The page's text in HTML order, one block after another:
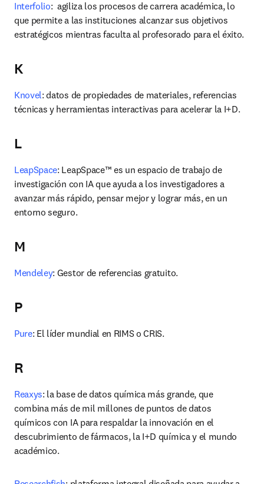
Interfolio:  agiliza los procesos de carrera académica, lo
que permite a las instituciones alcanzar sus objetivos
estratégicos mientras faculta al profesorado para el éxito.
K
Knovel: datos de propiedades de materiales, referencias
técnicas y herramientas interactivas para acelerar la I+D.
L
LeapSpace: LeapSpace™ es un espacio de trabajo de
investigación con IA que ayuda a los investigadores a
avanzar más rápido, pensar mejor y lograr más, en un
entorno seguro.
M
Mendeley: Gestor de referencias gratuito.
P
Pure: El líder mundial en RIMS o CRIS.
R
Reaxys: la base de datos química más grande, que
combina más de mil millones de puntos de datos
químicos con IA para respaldar la innovación en el
descubrimiento de fármacos, la I+D química y el mundo
académico.